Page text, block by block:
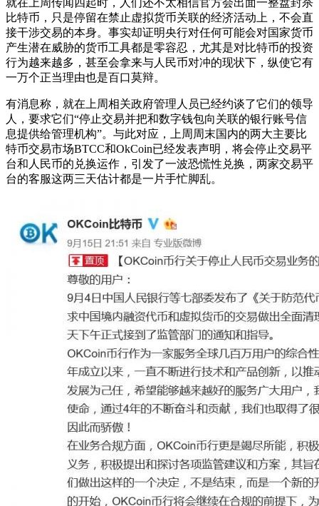
就在上周传闻四起时，人们还不太相信官方会出面一整盘封杀
比特币，只是停留在禁止虚拟货币关联的经济活动上，不会直
接干涉交易的本身。事实却证明央行对任何可能会对国家货币
产生潜在威胁的货币工具都是零容忍，尤其是对比特币的投资
行为越来越多，甚至会拿来与人民币对冲的现状下，纵使它有
一万个正当理由也是百口莫辩。
有消息称，就在上周相关政府管理人员已经约谈了它们的领导
人，要求它们“停止交易并把和数字钱包向关联的银行账号信
息提供给管理机构”。与此对应，上周周末国内的两大主要比
特币交易市场BTCC和OkCoin已经发表声明，将会停止交易平
台和人民币的兑换运作，引发了一波恐慌性兑换，两家交易平
台的客服这两三天估计都是一片手忙脚乱。